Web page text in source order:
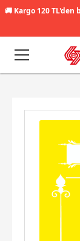
🚚 Kargo 120